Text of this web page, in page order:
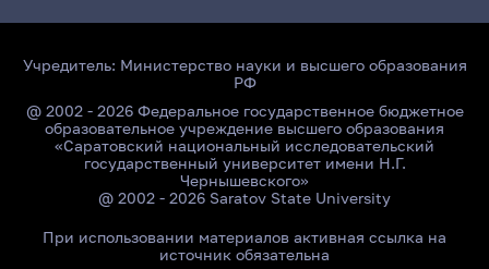
Учредитель: Министерство науки и высшего образования
РФ
@ 2002 - 2026 Федеральное государственное бюджетное
образовательное учреждение высшего образования
«Саратовский национальный исследовательский
государственный университет имени Н.Г.
Чернышевского»
@ 2002 - 2026 Saratov State University
При использовании материалов активная ссылка на
источник обязательна